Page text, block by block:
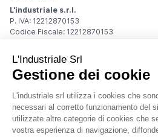
L'industriale s.r.l.
P. IVA: 12212870153
Codice Fiscale: 12212870153
Sede Legale
Via Carlo Dolci, 32
20148 Milano (MI)
Italy
Registro Imprese
Iscrizione R.I.: 12212870153